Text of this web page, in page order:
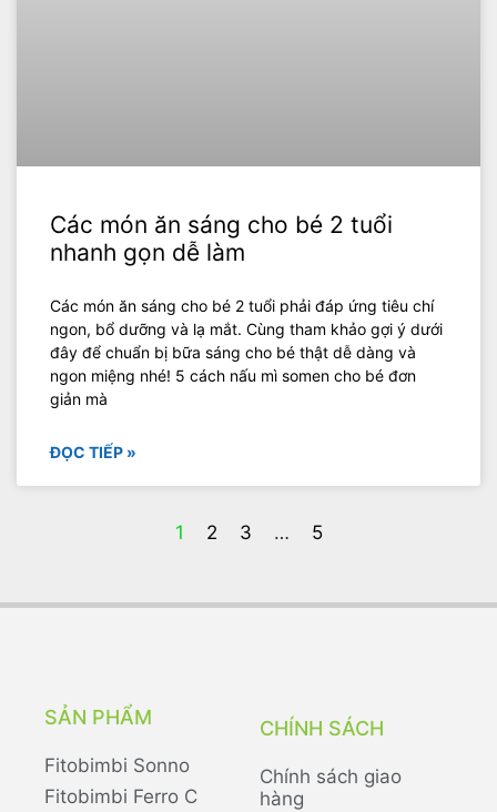
Các món ăn sáng cho bé 2 tuổi
nhanh gọn dễ làm
Các món ăn sáng cho bé 2 tuổi phải đáp ứng tiêu chí
ngon, bổ dưỡng và lạ mắt. Cùng tham khảo gợi ý dưới
đây để chuẩn bị bữa sáng cho bé thật dễ dàng và
ngon miệng nhé! 5 cách nấu mì somen cho bé đơn
giản mà
ĐỌC TIẾP »
1 2 3 … 5
SẢN PHẨM
Fitobimbi Sonno
Fitobimbi Ferro C
CHÍNH SÁCH
Chính sách giao
hàng